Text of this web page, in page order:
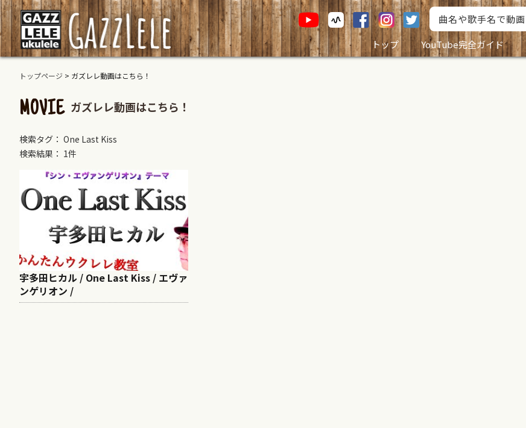
トップ
YouTube完全ガイド
トップページ > ガズレレ動画はこちら！
MOVIE ガズレレ動画はこちら！
検索タグ： One Last Kiss
検索結果： 1件
宇多田ヒカル / One Last Kiss / エヴァ
ンゲリオン /